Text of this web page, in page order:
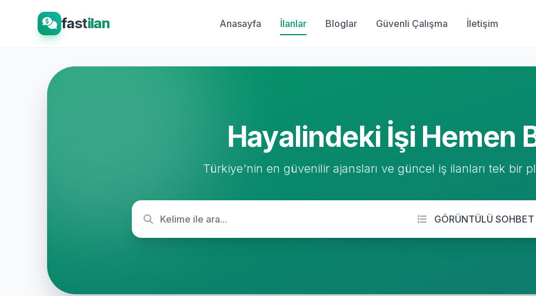
fastilan Anasayfa İlanlar Bloglar Güvenli Çalışma İletişim
Hayalindeki İşi Hemen
Türkiye'nin en güvenilir ajansları ve güncel iş ilanları tek bir